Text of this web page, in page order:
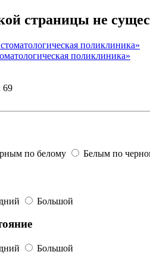
страницы не
поликлиника»
69
по белому Белым по
Большой
Большой